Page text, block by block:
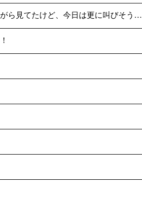
ら見てたけど、今日は更に叫びそう…